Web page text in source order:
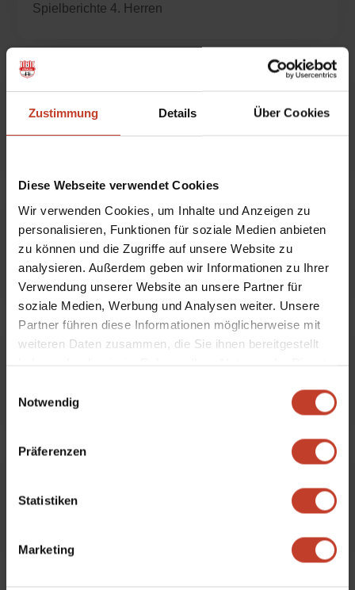
Zustimmung Details Über Cookies
Diese Webseite verwendet Cookies
Wir verwenden Cookies, um Inhalte und Anzeigen zu
personalisieren, Funktionen für soziale Medien anbieten
zu können und die Zugriffe auf unsere Website zu
analysieren. Außerdem geben wir Informationen zu Ihrer
Verwendung unserer Website an unsere Partner für
soziale Medien, Werbung und Analysen weiter. Unsere
Partner führen diese Informationen möglicherweise mit
weiteren Daten zusammen, die Sie ihnen bereitgestellt
Notwendig
Präferenzen
Statistiken
Marketing
Spielberichte 4. Herren
Epilog
vonRobert Zoch Dez. 22, 2015 4. Herren,
Spielberichte 4. Herren
vonRobert Zoch|Nov. 24, 2015|4. Herren,
Spielberichte 4. Herren
4.Herren im Aufwind